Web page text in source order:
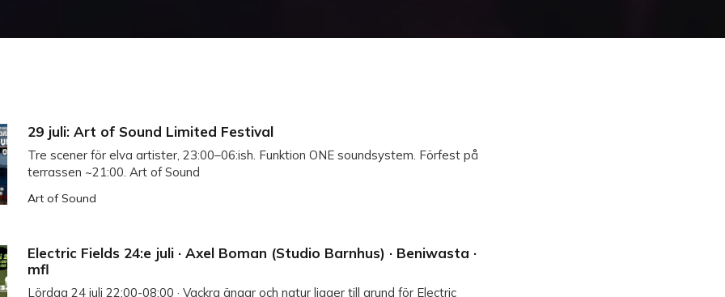
29 juli: Art of Sound Limited Festival
Tre scener för elva artister, 23:00–06:ish. Funktion ONE soundsystem. Förfest på
terrassen ~21:00. Art of Sound
Art of Sound
Electric Fields 24:e juli · Axel Boman (Studio Barnhus) · Beniwasta ·
mfl
Lördag 24 juli 22:00-08:00 · ‌‌Vackra ängar och natur ligger till grund för Electric